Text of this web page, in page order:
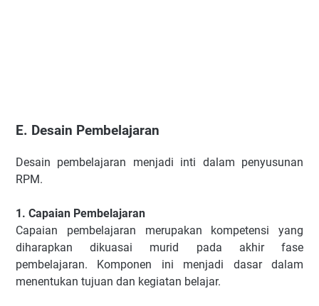
E. Desain Pembelajaran
Desain pembelajaran menjadi inti dalam penyusunan
RPM.
1. Capaian Pembelajaran
Capaian pembelajaran merupakan kompetensi yang
diharapkan dikuasai murid pada akhir fase
pembelajaran. Komponen ini menjadi dasar dalam
menentukan tujuan dan kegiatan belajar.